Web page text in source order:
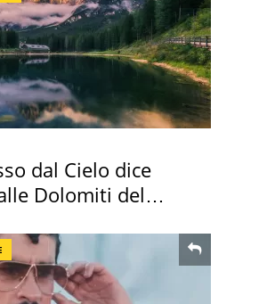
dal Cielo dice
Dolomiti del